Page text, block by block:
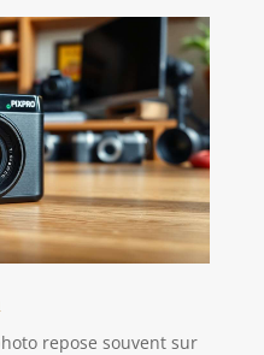
repose souvent sur